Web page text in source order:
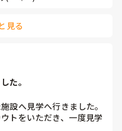
さい自分を(*^^*)
見る
た。
設へ見学へ行きました。
トをいただき、一度見学